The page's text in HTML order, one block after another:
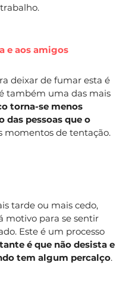
e aos amigos
deixar de fumar esta é
também uma das mais
torna-se menos
das pessoas que o
momentos de tentação.
tarde ou mais cedo,
motivo para se sentir
Este é um processo
é que não desista e
tem algum percalço.